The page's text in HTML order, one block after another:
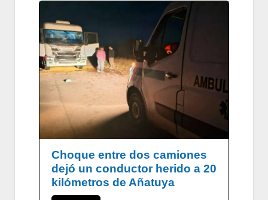
Choque entre dos camiones
dejó un conductor herido a 20
kilómetros de Añatuya